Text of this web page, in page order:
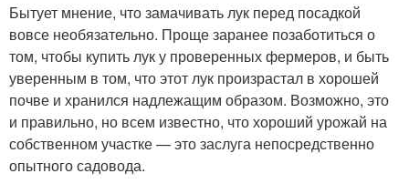
Бытует мнение, что замачивать лук перед посадкой
вовсе необязательно. Проще заранее позаботиться о
том, чтобы купить лук у проверенных фермеров, и быть
уверенным в том, что этот лук произрастал в хорошей
почве и хранился надлежащим образом. Возможно, это
и правильно, но всем известно, что хороший урожай на
собственном участке — это заслуга непосредственно
опытного садовода.